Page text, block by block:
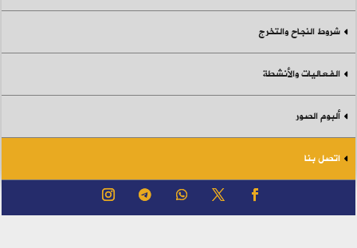
شروط النجاح والتخرج
الفعاليات والأنشطة
ألبوم الصور
اتصل بنا